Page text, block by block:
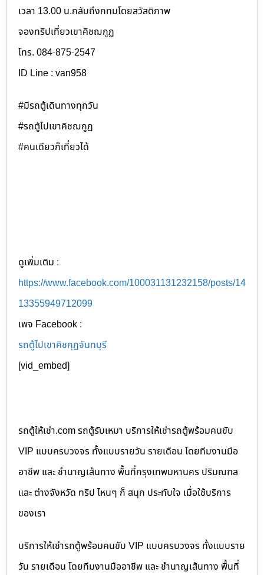
เวลา 13.00 น.กลับถึงกทมโดยสวัสดิภาพ
จองทริปเที่ยวเขาคิชฌกูฏ
โทร. 084-875-2547
ID Line : van958
#มีรถตู้เดินทางทุกวัน
#รถตู้ไปเขาคิชฌกูฏ
#คนเดียวก็เที่ยวได้
ดูเพิ่มเติม :
https://www.facebook.com/100031131232158/posts/14
13355949712099
เพจ Facebook :
รถตู้ไปเขาคิชกุฏจันทบุรี
[vid_embed]
รถตู้ให้เช่า.com รถตู้รับเหมา บริการให้เช่ารถตู้พร้อมคนขับ
VIP แบบครบวงจร ทั้งแบบรายวัน รายเดือน โดยทีมงานมือ
อาชีพ และ ชำนาญเส้นทาง พื้นที่กรุงเทพมหานคร ปริมณฑล
และ ต่างจังหวัด ทริป ไหนๆ ก็ สนุก ประทับใจ เมื่อใช้บริการ
ของเรา
บริการให้เช่ารถตู้พร้อมคนขับ VIP แบบครบวงจร ทั้งแบบราย
วัน รายเดือน โดยทีมงานมืออาชีพ และ ชำนาญเส้นทาง พื้นที่